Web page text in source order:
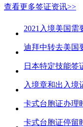
查看更多签证资讯>>
2021入境美国需
迪拜中转去美国
日本特定技能签
入境章和出入境
卡式台胞证办理
卡式台胞证停留